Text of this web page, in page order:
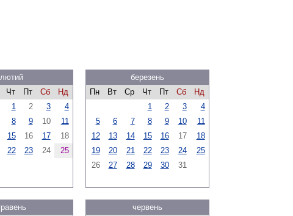
лютий
Чт
Пт Сб
Нд
1
2 3
4
8
9 10
11
15
16 17
18
22
23 24 25
березень
Пн
Вт Ср Чт Пт Сб
Нд
1
2 3
4
5
6 7 8 9 10
11
12
13 14 15 16 17
18
19
20 21 22 23 24
25
26
27 28 29 30 31
червень